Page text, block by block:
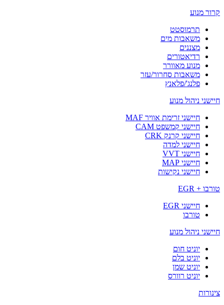
קרור מנוע
תרמוסטט
משאבות מים
מצננים
רדיאטורים
מנוע מאוורר
משאבות סחרור/עזר
פלנג'/פלאנץ
חיישני ניהול מנוע
חיישני זרימת אוויר MAF
חיישני קמשפט CAM
חיישני קרנק CRK
חיישני למדה
חיישני VVT
חיישני MAP
חיישני נקישות
טורבו + EGR
חיישני EGR
טורבו
חיישני ניהול מנוע
יוניט חום
יוניט בלם
יוניט שמן
יוניט רוורס
צינורות